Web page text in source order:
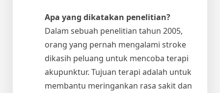
Apa yang dikatakan penelitian?
Dalam sebuah penelitian tahun 2005,
orang yang pernah mengalami stroke
dikasih peluang untuk mencoba terapi
akupunktur. Tujuan terapi adalah untuk
membantu meringankan rasa sakit dan